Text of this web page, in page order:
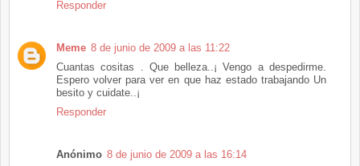
Responder
Meme 8 de junio de 2009 a las 11:22
Cuantas cositas . Que belleza..¡ Vengo a despedirme.
Espero volver para ver en que haz estado trabajando Un
besito y cuidate..¡
Responder
Anónimo 8 de junio de 2009 a las 16:14